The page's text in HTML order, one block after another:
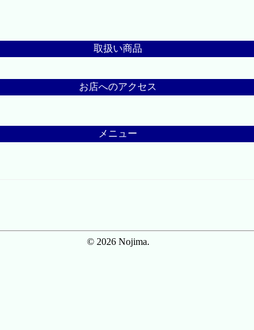
取扱い商品
お店へのアクセス
メニュー
© 2026 Nojima.